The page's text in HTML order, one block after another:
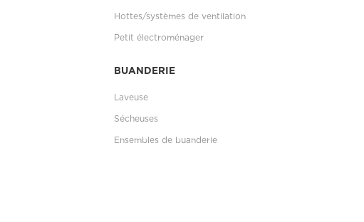
Hottes/systèmes de ventilation
Petit électroménager
BUANDERIE
Laveuse
Sécheuses
Ensembles de buanderie